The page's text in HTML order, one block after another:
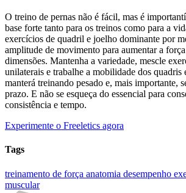
O treino de pernas não é fácil, mas é
base forte tanto para os treinos como para a
exercícios de quadril e joelho dominante por
amplitude de movimento para aumentar a
dimensões. Mantenha a variedade, mescle
unilaterais e trabalhe a mobilidade dos quadris
manterá treinando pesado e, mais importante,
prazo. E não se esqueça do essencial para
consistência e tempo.
Experimente o Freeletics agora
Tags
treinamento de força anatomia desempenho
muscular